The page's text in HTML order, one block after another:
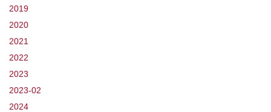
2019
2020
2021
2022
2023
2023-02
2024